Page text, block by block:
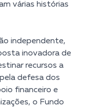
várias histórias
independente,
inovadora de
recursos a
defesa dos
financeiro e
o Fundo